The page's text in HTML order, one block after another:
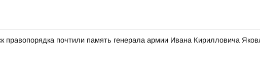
правопорядка почтили память генерала армии Ивана Кирилловича